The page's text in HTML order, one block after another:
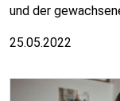
und der
25.05.2022